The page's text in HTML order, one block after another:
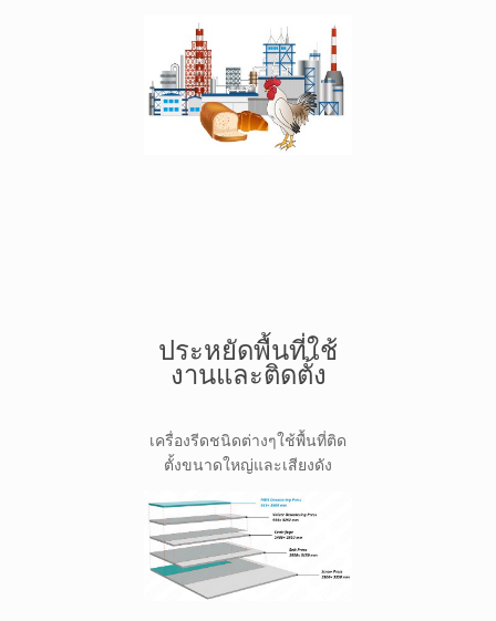
ประหยัดพื้นที่ใช้
งานและติดตั้ง
เครื่องรีดชนิดต่างๆใช้พื้นที่ติด
ตั้งขนาดใหญ่และเสียงดัง